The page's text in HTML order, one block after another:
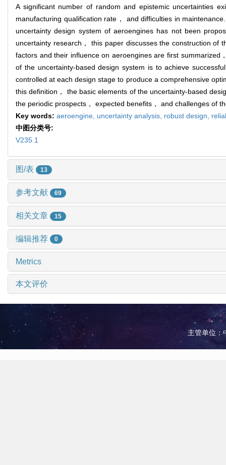
A significant number of random and epistemic uncertainties
manufacturing qualification rate， and difficulties in
uncertainty design system of aeroengines has not been
uncertainty research， this paper discusses the construction of
factors and their influence on aeroengines are first
of the uncertainty-based design system is to achieve
controlled at each design stage to produce a comprehensive
this definition， the basic elements of the uncertainty-based
the periodic prospects， expected benefits， and challenges of
Key words: aeroengine, uncertainty analysis, robust design,
中图分类号:
V235.1
图/表 13
参考文献 69
相关文章 15
编辑推荐 0
Metrics
本文评价
主管单位：